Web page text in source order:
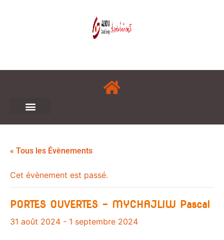
« Tous les Évènements
Cet évènement est passé.
PORTES OUVERTES – MYCHAJLIW Pascal
31 août 2024 - 1 septembre 2024